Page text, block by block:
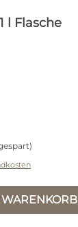
l Flasche